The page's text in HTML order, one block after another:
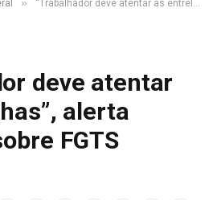
» “Trabalhador deve atentar às entrelinhas”, alerta Sindicato sobre FGTS
deve atentar
alerta
FGTS